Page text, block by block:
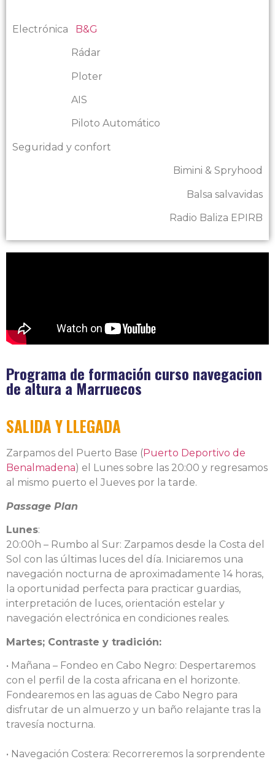
Electrónica B&G
Rádar
Ploter
AIS
Piloto Automático
Seguridad y confort
Bimini & Spryhood
Balsa salvavidas
Radio Baliza EPIRB
Programa de formación curso navegacion
de altura a Marruecos
SALIDA Y LLEGADA
Zarpamos del Puerto Base ( Puerto Deportivo de
Benalmadena) el Lunes sobre las 20:00 y regresamos
al mismo puerto el Jueves por la tarde.
Passage Plan
Lunes:
20:00h – Rumbo al Sur: Zarpamos desde la Costa del
Sol con las últimas luces del día. Iniciaremos una
navegación nocturna de aproximadamente 14 horas,
la oportunidad perfecta para practicar guardias,
interpretación de luces, orientación estelar y
navegación electrónica en condiciones reales.
Martes; Contraste y tradición:
• Mañana – Fondeo en Cabo Negro: Despertaremos
con el perfil de la costa africana en el horizonte.
Fondearemos en las aguas de Cabo Negro para
disfrutar de un almuerzo y un baño relajante tras la
travesía nocturna.
• Navegación Costera: Recorreremos la sorprendente